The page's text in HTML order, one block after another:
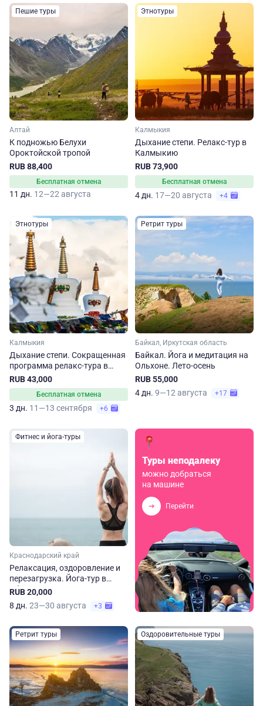
Пешие туры
Алтай
К подножью Белухи
Ороктойской тропой
RUB 88,400
Бесплатная отмена
11 дн. 12—22 августа
Этнотуры
Калмыкия
Дыхание степи. Релакс-тур в
Калмыкию
RUB 73,900
Бесплатная отмена
4 дн. 17—20 августа +4
Этнотуры
Калмыкия
Дыхание степи. Сокращенная
программа релакс-тура в
Калмыкию
RUB 43,000
Бесплатная отмена
3 дн. 11—13 сентября +6
Ретрит туры
Байкал, Иркутская область
Байкал. Йога и медитация на
Ольхоне. Лето-осень
RUB 55,000
4 дн. 9—12 августа +17
Фитнес и йога-туры
Краснодарский край
Релаксация, оздоровление и
перезагрузка. Йога-тур в
Абрау-Дюрсо
RUB 20,000
8 дн. 23—30 августа +3
Туры неподалеку
можно добраться
на машине
Перейти
Ретрит туры Оздоровительные туры